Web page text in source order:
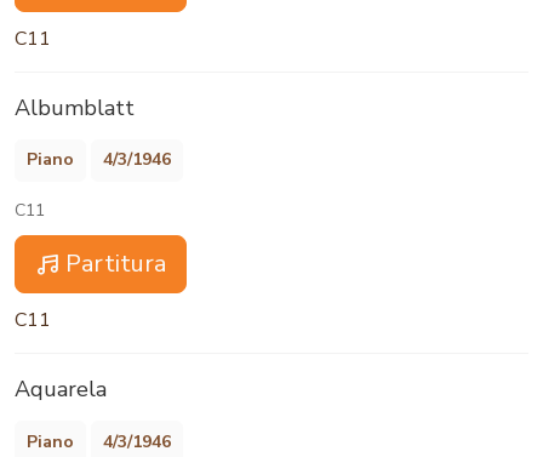
C11
Albumblatt
Piano 4/3/1946
C11
Partitura
C11
Aquarela
Piano 4/3/1946